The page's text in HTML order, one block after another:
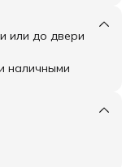
или до двери
наличными